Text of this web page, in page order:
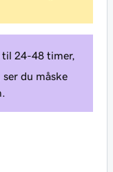
til 24-48 timer,
du måske